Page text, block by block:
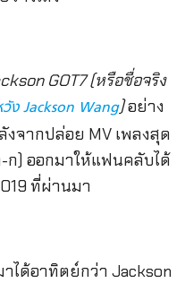
GOT7 (หรือชื่อจริง
ง Jackson Wang)อย่าง
งจากปล่อย MV เพลงสุด
ก) ออกมาให้แฟนคลับได้
ที่ผ่านมา
ได้อาทิตย์กว่า Jackson